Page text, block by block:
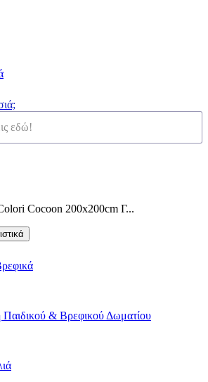
Cocoon 200x200cm Γ...
& Βρεφικού Δωματίου